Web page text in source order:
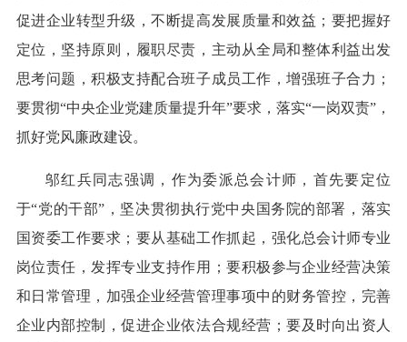
促进企业转型升级，不断提高发展质量和效益；要把握好
定位，坚持原则，履职尽责，主动从全局和整体利益出发
思考问题，积极支持配合班子成员工作，增强班子合力；
要贯彻“中央企业党建质量提升年”要求，落实“一岗双责”，
抓好党风廉政建设。
邬红兵同志强调，作为委派总会计师，首先要定位
于“党的干部”，坚决贯彻执行党中央国务院的部署，落实
国资委工作要求；要从基础工作抓起，强化总会计师专业
岗位责任，发挥专业支持作用；要积极参与企业经营决策
和日常管理，加强企业经营管理事项中的财务管控，完善
企业内部控制，促进企业依法合规经营；要及时向出资人